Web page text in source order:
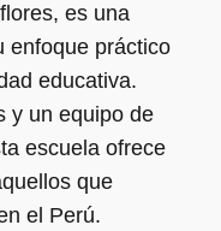
es una
enfoque práctico
educativa.
y un equipo de
escuela ofrece
que
el Perú.